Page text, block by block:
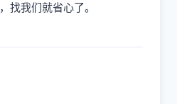
，找我们就省心了。